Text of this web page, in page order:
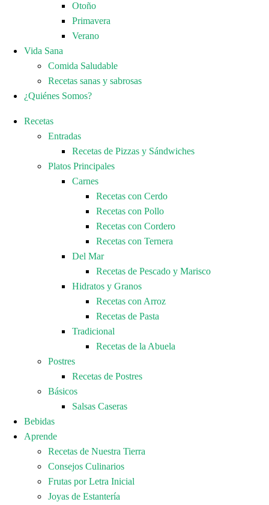
Otoño
Primavera
Verano
Vida Sana
Comida Saludable
Recetas sanas y sabrosas
¿Quiénes Somos?
Recetas
Entradas
Recetas de Pizzas y Sándwiches
Platos Principales
Carnes
Recetas con Cerdo
Recetas con Pollo
Recetas con Cordero
Recetas con Ternera
Del Mar
Recetas de Pescado y Marisco
Hidratos y Granos
Recetas con Arroz
Recetas de Pasta
Tradicional
Recetas de la Abuela
Postres
Recetas de Postres
Básicos
Salsas Caseras
Bebidas
Aprende
Recetas de Nuestra Tierra
Consejos Culinarios
Frutas por Letra Inicial
Joyas de Estantería